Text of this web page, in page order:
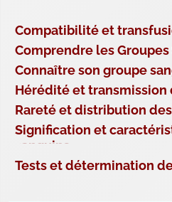
Compatibilité et
Comprendre les Groupes
Connaître son groupe
Hérédité et transmission
Rareté et distribution
Signification et
sanguins
Tests et détermination